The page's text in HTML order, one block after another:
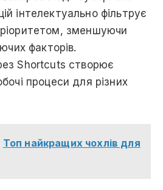
інтелектуально фільтрує
зменшуючи
факторів.
Shortcuts створює
процеси для різних
Топ найкращих чохлів для